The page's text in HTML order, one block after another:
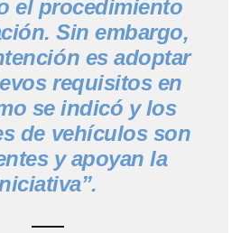
el procedimiento
Sin embargo,
es adoptar
requisitos en
se indicó y los
de vehículos son
y apoyan la